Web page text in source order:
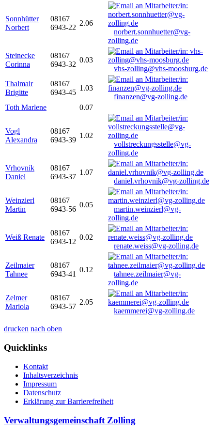
Sonnhütter
Norbert
08167
6943-22
2.06
norbert.sonnhuetter@vg-
zolling.de
Steinecke
Corinna
08167
6943-32
0.03
vhs-zolling@vhs-moosburg.de
Thalmair
Brigitte
08167
6943-45
1.03
finanzen@vg-zolling.de
Toth Marlene
0.07
Vogl
Alexandra
08167
6943-39
1.02
vollstreckungsstelle@vg-
zolling.de
Vrhovnik
Daniel
08167
6943-37
1.07
daniel.vrhovnik@vg-zolling.de
Weinzierl
Martin
08167
6943-56
0.05
martin.weinzierl@vg-
zolling.de
Weiß Renate
08167
6943-12
0.02
renate.weiss@vg-zolling.de
Zeilmaier
Tahnee
08167
6943-41
0.12
tahnee.zeilmaier@vg-
zolling.de
Zelmer
Mariola
08167
6943-57
2.05
kaemmerei@vg-zolling.de
drucken nach oben
Quicklinks
Kontakt
Inhaltsverzeichnis
Impressum
Datenschutz
Erklärung zur Barrierefreiheit
Verwaltungsgemeinschaft Zolling